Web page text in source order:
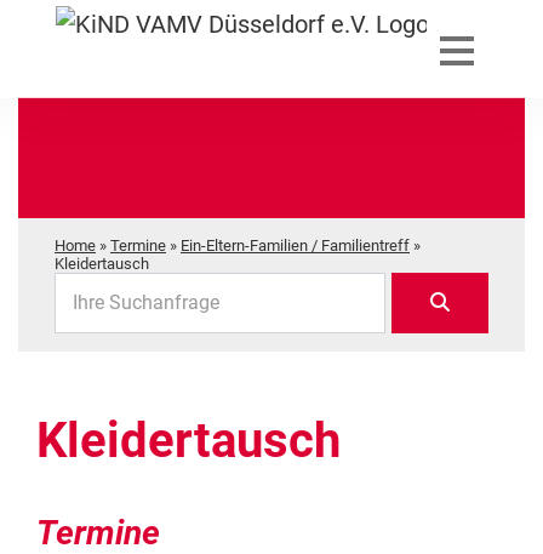
Home » Termine » Ein-Eltern-Familien / Familientreff »
Kleidertausch
Ihre Suchanfrage
Kleidertausch
Termine